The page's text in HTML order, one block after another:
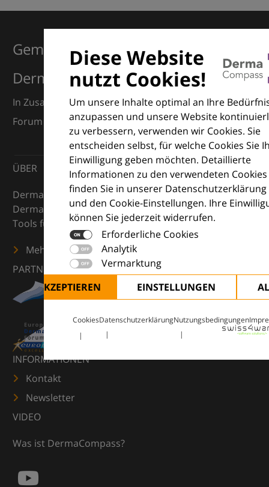
Diese Website
nutzt Cookies!
Um unsere Inhalte optimal an Ihre
anzupassen und unsere Website
zu verbessern, verwenden wir Cookies. Sie
entscheiden selbst, für welche Cookies Sie
Einwilligung geben möchten. Detaillierte
Informationen zu den verwendeten Cookies
finden Sie in unserer Datenschutzerklärung
und den Cookie-Einstellungen. Ihre
können Sie jederzeit widerrufen.
Erforderliche Cookies
Analytik
Vermarktung
ALLE AKZEPTIEREN
EINSTELLUNGEN
CookiesDatenschutzerklärungNutzungsbedingungen
Gemeinsam für Exzellenz in der
Dermatologie
In Zusammenarbeit mit dem European Dermatology
Forum (EDF) und Euroderm Excellence
ÜBER
DermaCompass ist Ihr digitaler Kompass für die
Dermatologie – mit Wissen, Bildern und praktischen
Tools für den klinischen Alltag.
Mehr erfahren
PARTNER
INFORMATIONEN
Kontakt
Newsletter
VIDEO
Was ist DermaCompass?